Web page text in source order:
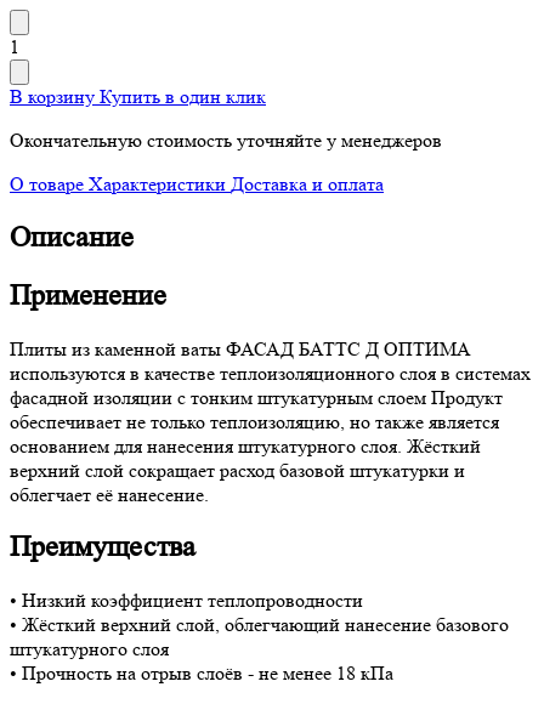
1
В корзину Купить в один клик
Окончательную стоимость уточняйте у менеджеров
О товаре Характеристики Доставка и оплата
Описание
Применение
Плиты из каменной ваты ФАСАД БАТТС Д ОПТИМА
используются в качестве теплоизоляционного слоя в системах
фасадной изоляции с тонким штукатурным слоем Продукт
обеспечивает не только теплоизоляцию, но также является
основанием для нанесения штукатурного слоя. Жёсткий
верхний слой сокращает расход базовой штукатурки и
облегчает её нанесение.
Преимущества
• Низкий коэффициент теплопроводности
• Жёсткий верхний слой, облегчающий нанесение базового
штукатурного слоя
• Прочность на отрыв слоёв - не менее 18 кПа